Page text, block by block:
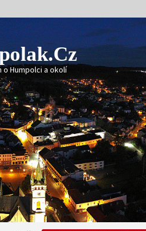
o Humpolci a okolí